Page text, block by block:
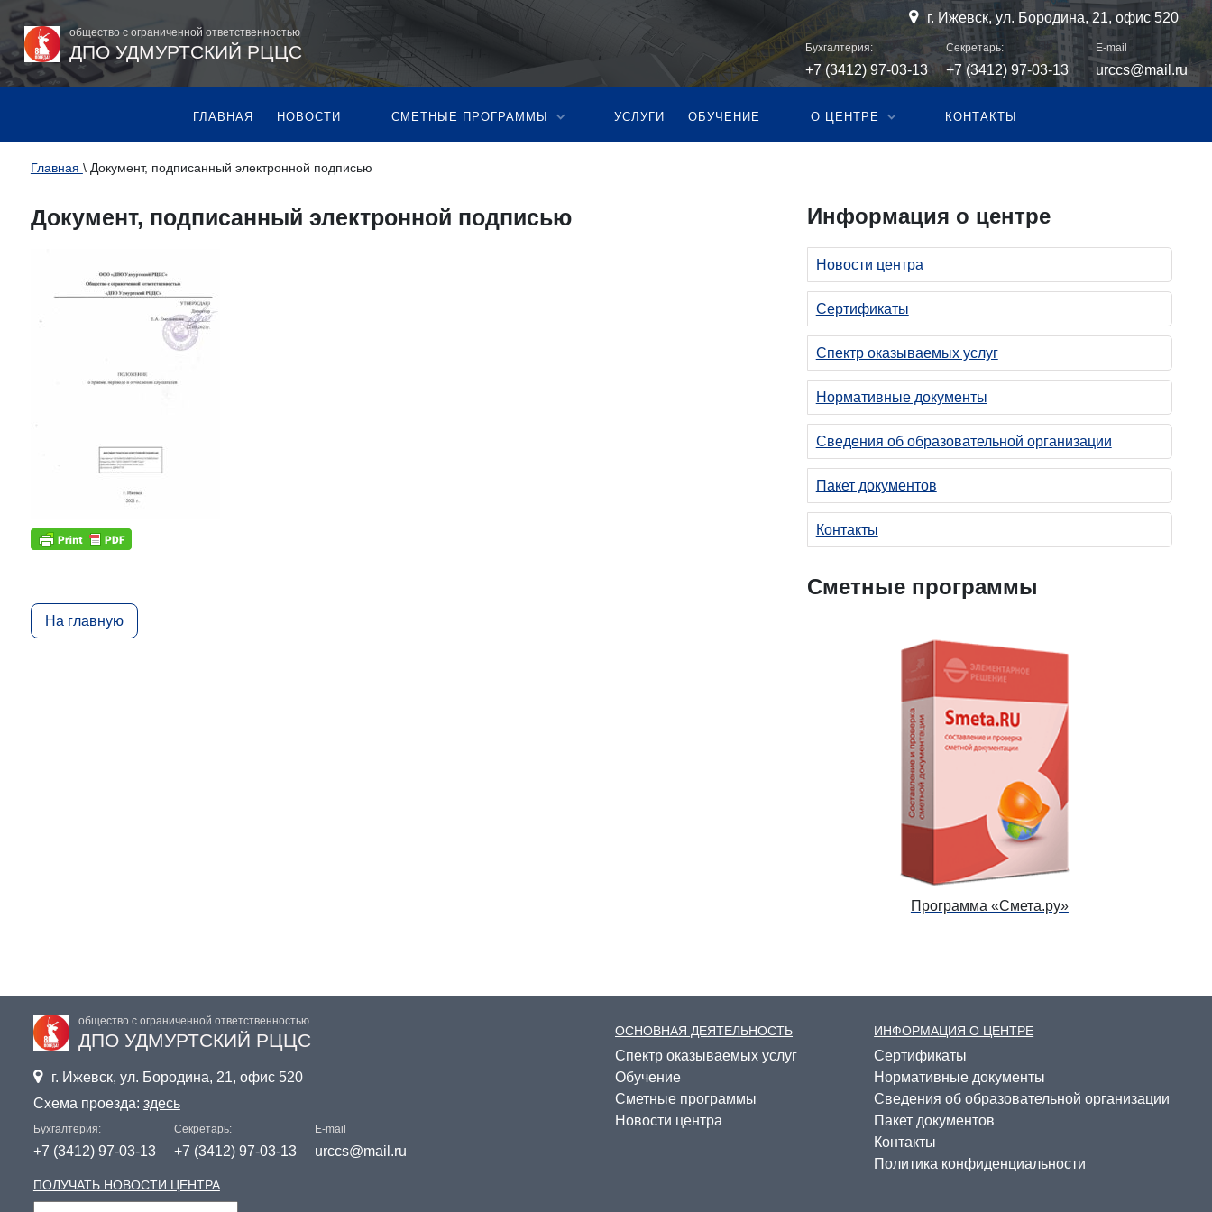
общество с ограниченной ответственностью
ДПО УДМУРТСКИЙ РЦЦС
 г. Ижевск, ул. Бородина, 21, офис 520
Бухгалтерия:
+7 (3412) 97-03-13
Секретарь:
+7 (3412) 97-03-13
E-mail
urccs@mail.ru
ГЛАВНАЯ НОВОСТИ СМЕТНЫЕ ПРОГРАММЫ УСЛУГИ ОБУЧЕНИЕ О ЦЕНТРЕ КОНТАКТЫ
Главная \ Документ, подписанный электронной подписью
Документ, подписанный электронной подписью
На главную
Информация о центре
Новости центра
Cертификаты
Спектр оказываемых услуг
Нормативные документы
Сведения об образовательной организации
Пакет документов
Контакты
Сметные программы
Программа «Смета.ру»
общество с ограниченной ответственностью
ДПО УДМУРТСКИЙ РЦЦС

г. Ижевск, ул. Бородина, 21, офис 520
Схема проезда: здесь
Бухгалтерия:
+7 (3412) 97-03-13
Секретарь:
+7 (3412) 97-03-13
E-mail
urccs@mail.ru
ПОЛУЧАТЬ НОВОСТИ ЦЕНТРА
ОСНОВНАЯ ДЕЯТЕЛЬНОСТЬ
Спектр оказываемых услуг
Обучение
Сметные программы
Новости центра
ИНФОРМАЦИЯ О ЦЕНТРЕ
Cертификаты
Нормативные документы
Сведения об образовательной организации
Пакет документов
Контакты
Политика конфиденциальности